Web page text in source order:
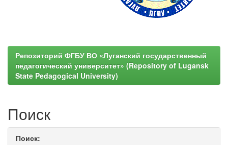
Репозиторий ФГБУ ВО «Луганский государственный
педагогический университет» (Repository of Lugansk
State Pedagogical University)
Поиск
Поиск: